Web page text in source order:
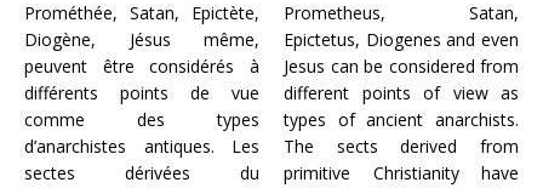
Prométhée, Satan, Epictète,
Diogène, Jésus même,
peuvent être considérés à
différents points de vue
comme des types
d’anarchistes antiques. Les
sectes dérivées du
Prometheus, Satan,
Epictetus, Diogenes and even
Jesus can be considered from
different points of view as
types of ancient anarchists.
The sects derived from
primitive Christianity have